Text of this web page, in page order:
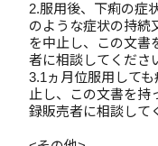
2.服用後、下痢の症
のような症状の持続
を中止し、この文書
者に相談してくださ
3.1ヵ月位服用して
止し、この文書を持
録販売者に相談して